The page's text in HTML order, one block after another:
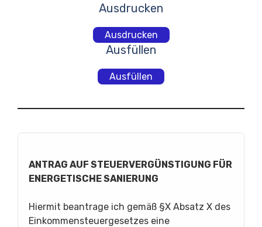
Ausdrucken
Ausdrucken
Ausfüllen
Ausfüllen
ANTRAG AUF STEUERVERGÜNSTIGUNG FÜR
ENERGETISCHE SANIERUNG
Hiermit beantrage ich gemäß §X Absatz X des
Einkommensteuergesetzes eine